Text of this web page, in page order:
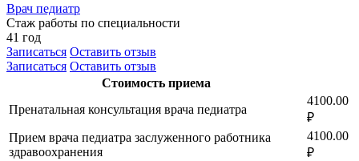
Врач педиатр
Стаж работы по специальности
41 год
Записаться Оставить отзыв
Записаться Оставить отзыв
Стоимость приема
Пренатальная консультация врача педиатра
4100.00
₽
Прием врача педиатра заслуженного работника
здравоохранения
4100.00
₽